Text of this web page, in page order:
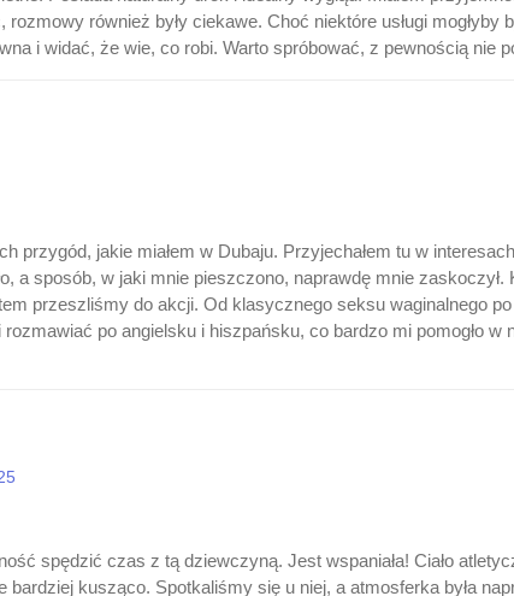
również były ciekawe. Choć niektóre usługi
i widać, że wie, co robi. Warto spróbować, z pewnością nie
przygód, jakie miałem w Dubaju. Przyjechałem tu w
a sposób, w jaki mnie pieszczono, naprawdę mnie
przeszliśmy do akcji. Od klasycznego seksu waginalnego
po angielsku i hiszpańsku, co bardzo mi pomogło
spędzić czas z tą dziewczyną. Jest wspaniała! Ciało
bardziej kusząco. Spotkaliśmy się u niej, a atmosferka była